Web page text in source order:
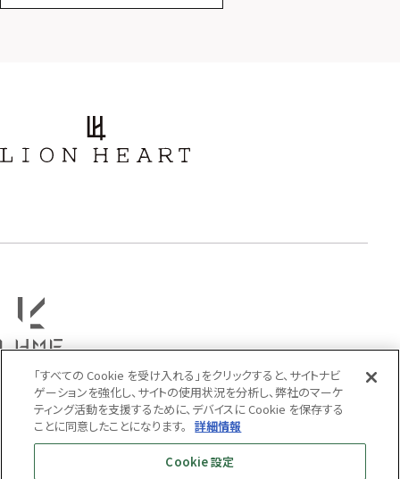
フラワー
「すべての Cookie を受け入れる」をクリックすると、サイトナビ
ゲーションを強化し、サイトの使用状況を分析し、弊社のマーケ
ティング活動を支援するために、デバイスに Cookie を保存する
ことに同意したことになります。
詳細情報
Cookie 設定